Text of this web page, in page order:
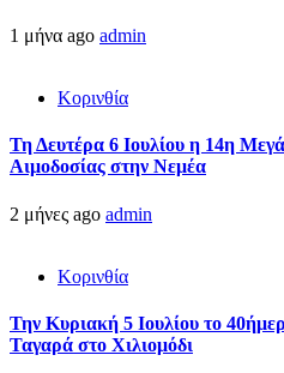
1 μήνα ago admin
Κορινθία
Τη Δευτέρα 6 Ιουλίου η 14η
Αιμοδοσίας στην Νεμέα
2 μήνες ago admin
Κορινθία
Την Κυριακή 5 Ιουλίου το
Ταγαρά στο Χιλιομόδι